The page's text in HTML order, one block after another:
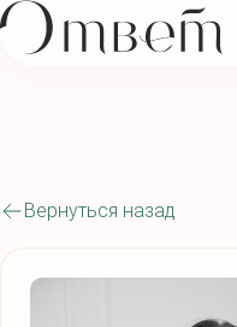
Вернуться назад